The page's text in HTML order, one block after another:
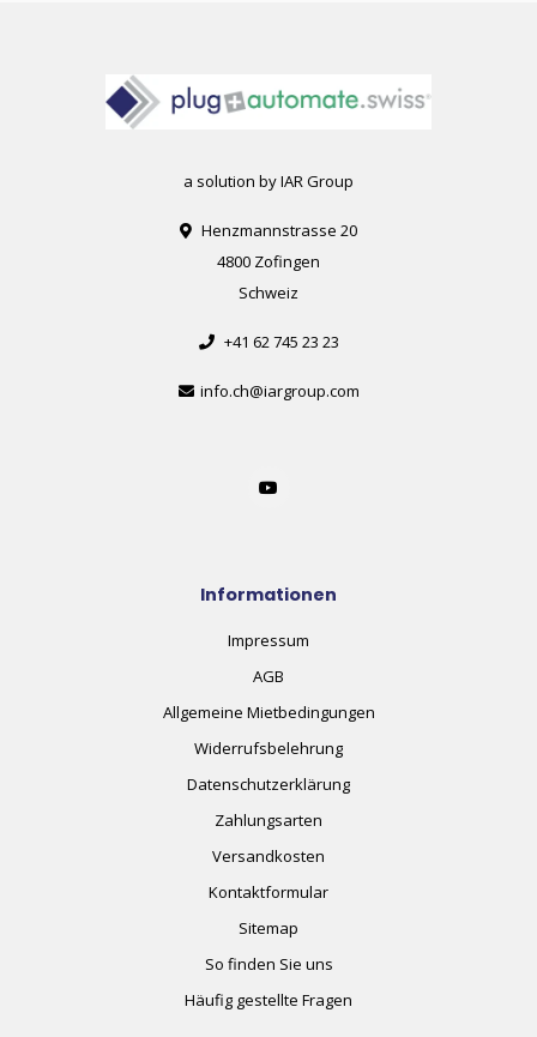
a solution by IAR Group
Henzmannstrasse 20
4800 Zofingen
Schweiz
+41 62 745 23 23
info.ch@iargroup.com
Informationen
Impressum
AGB
Allgemeine Mietbedingungen
Widerrufsbelehrung
Datenschutzerklärung
Zahlungsarten
Versandkosten
Kontaktformular
Sitemap
So finden Sie uns
Häufig gestellte Fragen